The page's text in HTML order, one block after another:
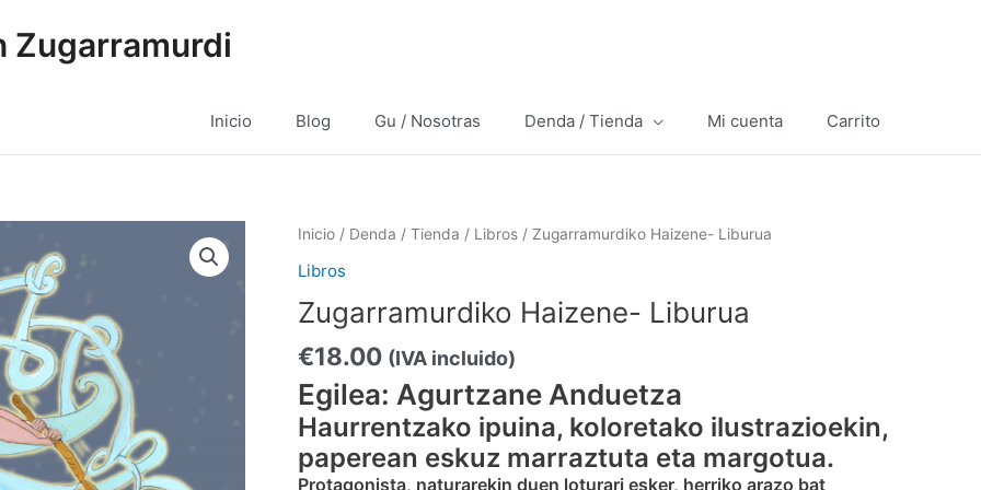
Zugarramurdi
Inicio Blog Gu / Nosotras Denda / Tienda Mi cuenta Carrito
Inicio / Denda / Tienda / Libros / Zugarramurdiko Haizene- Liburua
Libros
Zugarramurdiko Haizene- Liburua
€18.00 (IVA incluido)
Egilea: Agurtzane Anduetza
Haurrentzako ipuina, koloretako ilustrazioekin,
paperean eskuz marraztuta eta margotua.
Protagonista, naturarekin duen loturari esker, herriko arazo bat
Zugarramurdiko
Haizene-
Liburua
cantidad